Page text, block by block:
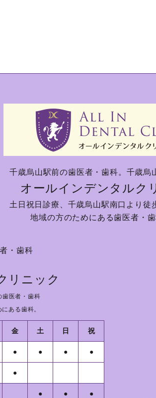
千歳烏山駅前の歯医者・歯科。 千歳烏
オールインデンタルク
土日祝日診療、 千歳烏山駅南口より徒
地域の方のためにある歯医者・歯
・歯科
リニック
歯医者・歯科
ある歯科。
金 土 日 祝
● ● ● ●
●
● ● ●